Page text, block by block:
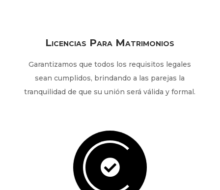
Licencias Para Matrimonios
Garantizamos que todos los requisitos legales
sean cumplidos, brindando a las parejas la
tranquilidad de que su unión será válida y formal.
